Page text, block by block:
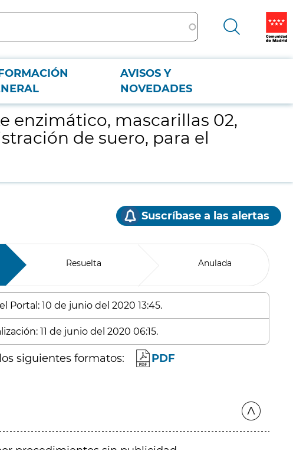
AVISOS Y
NOVEDADES
administración de suero, para el pabellón 10 de IFEMA
enzimático, mascarillas 02,
de suero, para el
Suscríbase a las alertas
Resuelta Anulada
Portal: 10 de junio del 2020 13:45.
11 de junio del 2020 06:15.
siguientes formatos: PDF